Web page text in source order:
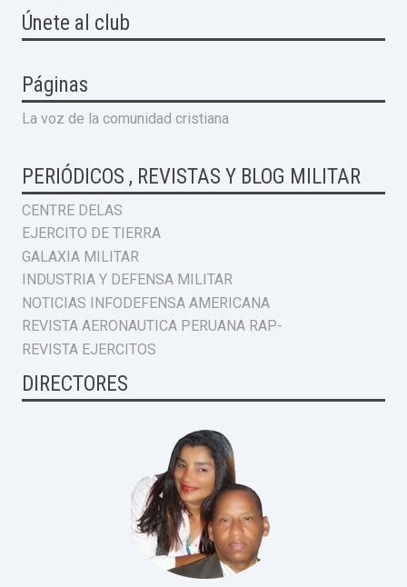
Únete al club
Páginas
La voz de la comunidad cristiana
PERIÓDICOS , REVISTAS Y BLOG MILITAR
CENTRE DELAS
EJERCITO DE TIERRA
GALAXIA MILITAR
INDUSTRIA Y DEFENSA MILITAR
NOTICIAS INFODEFENSA AMERICANA
REVISTA AERONAUTICA PERUANA RAP-
REVISTA EJERCITOS
DIRECTORES